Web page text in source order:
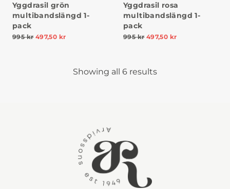
Yggdrasil grön
multibandslängd 1-
pack
995kr 497,50 kr
Yggdrasil rosa
multibandslängd 1-
pack
995kr 497,50 kr
Showing all 6 results